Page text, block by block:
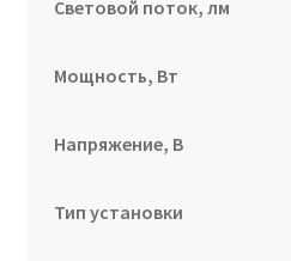
Световой поток, лм
Мощность, Вт
Напряжение, В
Тип установки